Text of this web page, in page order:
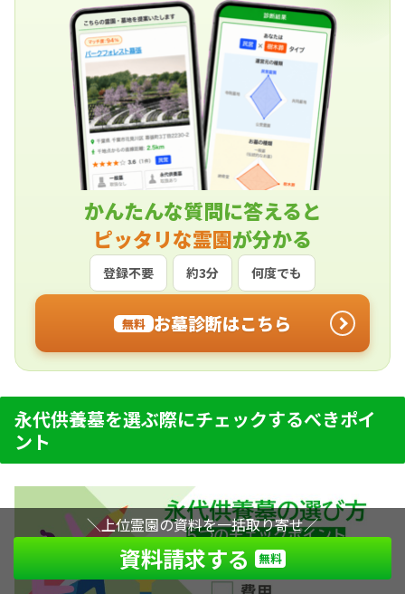
す。 一般墓に比べて安価で、管理に安心感がある
ことから、納骨堂や樹木葬などと並んで、近年注
目されている様式です。
かんたんな質問に答えると
ピッタリな霊園が分かる
登録不要 約3分 何度でも
無料 お墓診断はこちら
永代供養墓を選ぶ際にチェックするべきポイ
ント
＼上位霊園の資料を一括取り寄せ／
資料請求する 無料